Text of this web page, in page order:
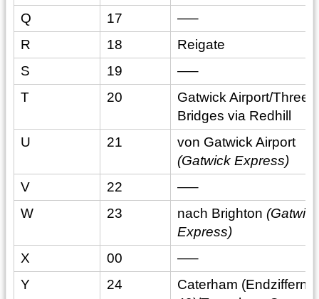
Q
17
—–
R
18
Reigate
S
19
—–
T
20
Gatwick Airport/Three
Bridges via Redhill
U
21
von Gatwick Airport
(Gatwick Express)
V
22
—–
W
23 nach Brighton
Express)
X
00
—–
Y
24
Caterham (Endziffern